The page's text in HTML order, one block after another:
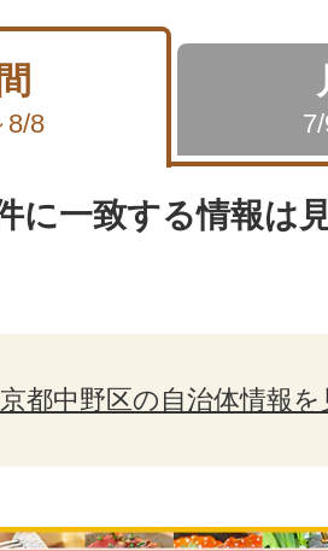
8/8
に一致する情報は
都中野区の自治体情報を